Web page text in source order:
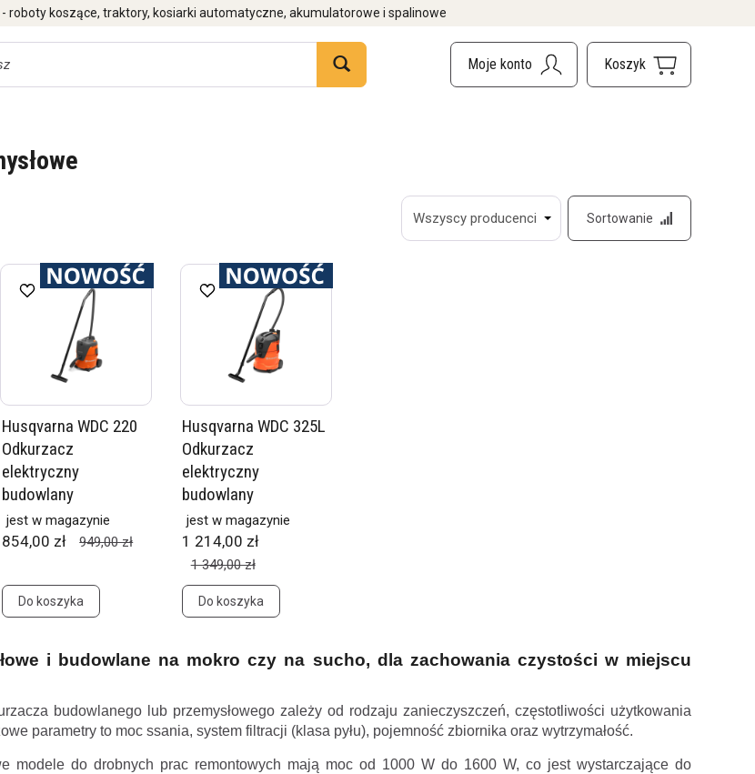
- roboty koszące, traktory, kosiarki automatyczne, akumulatorowe i spalinowe
Sortowanie
Husqvarna WDC 220
Odkurzacz
elektryczny
budowlany
jest w magazynie
854,00 zł 949,00 zł
Do koszyka
Husqvarna WDC 325L
Odkurzacz
elektryczny
budowlany
jest w magazynie
1 214,00 zł
1 349,00 zł
Do koszyka
i budowlane na mokro czy na sucho, dla zachowania czystości w miejscu
budowlanego lub przemysłowego zależy od rodzaju zanieczyszczeń, częstotliwości użytkowania
parametry to moc ssania, system filtracji (klasa pyłu), pojemność zbiornika oraz wytrzymałość.
modele do drobnych prac remontowych mają moc od 1000 W do 1600 W, co jest wystarczające do